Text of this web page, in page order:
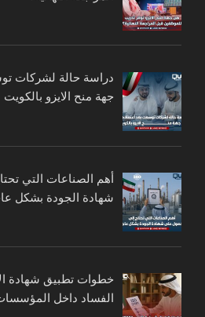
دراسة حالة لشركات
جهة منح الايزو بالكويت
أهم الصناعات التي
شهادة الجودة بشكل
الفساد داخل